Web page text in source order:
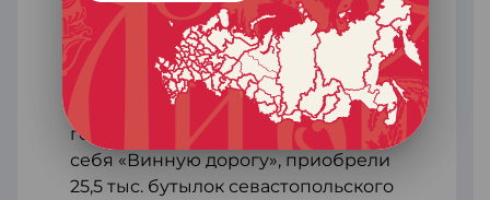
сортов ягод, которые выращивают
в виноградниках общей площадью
свыше 1400 гектаров.
Только за 2022 год более 28 тыс.
гостей Севастополя открыли для
себя «Винную дорогу», приобрели
25,5 тыс. бутылок севастопольского